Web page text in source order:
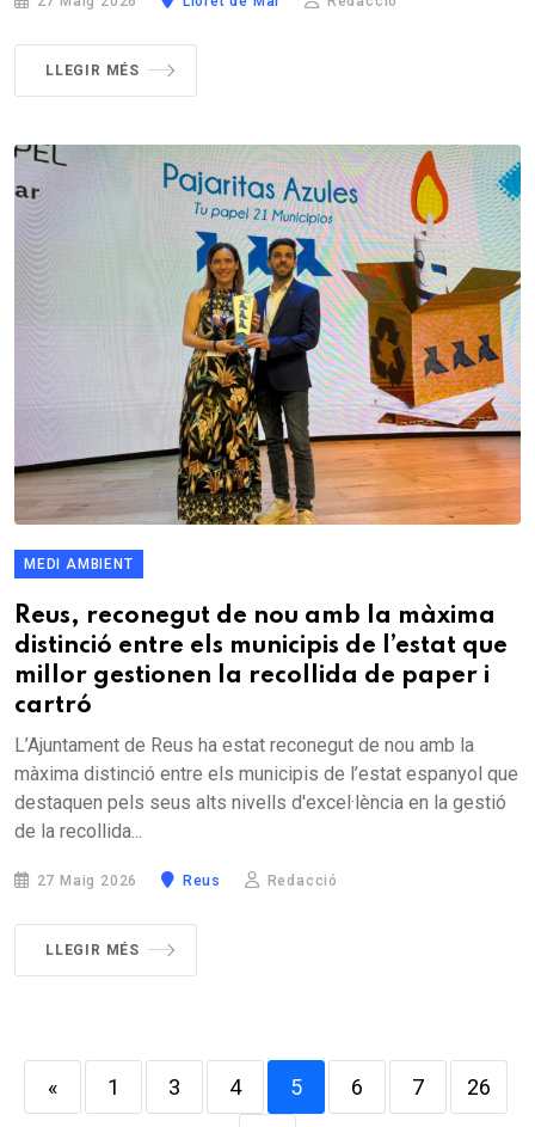
LLEGIR MÉS
MEDI AMBIENT
Reus, reconegut de nou amb la màxima
distinció entre els municipis de l’estat que
millor gestionen la recollida de paper i
cartró
L’Ajuntament de Reus ha estat reconegut de nou amb la
màxima distinció entre els municipis de l’estat espanyol que
destaquen pels seus alts nivells d'excel·lència en la gestió
de la recollida...
27 Maig 2026 Reus Redacció
LLEGIR MÉS
« 1 3 4 5 6 7 26